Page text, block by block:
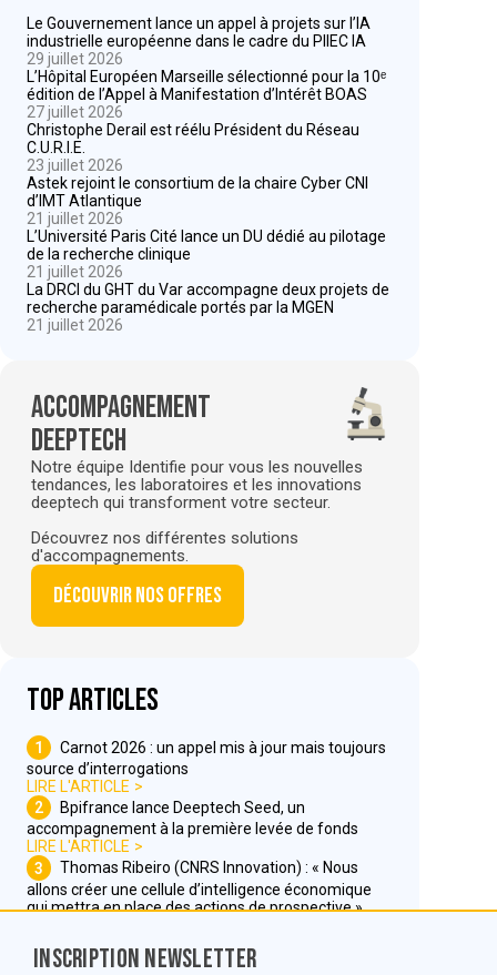
Le Gouvernement lance un appel à projets sur l’IA
industrielle européenne dans le cadre du PIIEC IA
29 juillet 2026
L’Hôpital Européen Marseille sélectionné pour la 10ᵉ
édition de l’Appel à Manifestation d’Intérêt BOAS
27 juillet 2026
Christophe Derail est réélu Président du Réseau
C.U.R.I.E.
23 juillet 2026
Astek rejoint le consortium de la chaire Cyber CNI
d’IMT Atlantique
21 juillet 2026
L’Université Paris Cité lance un DU dédié au pilotage
de la recherche clinique
21 juillet 2026
La DRCI du GHT du Var accompagne deux projets de
recherche paramédicale portés par la MGEN
21 juillet 2026
Accompagnement
deeptech
Notre équipe Identifie pour vous les nouvelles
tendances, les laboratoires et les innovations
deeptech qui transforment votre secteur.
Découvrez nos différentes solutions
d'accompagnements.
Découvrir nos offres
Top articles
1
Carnot 2026 : un appel mis à jour mais toujours
source d’interrogations
LIRE L'ARTICLE
2
Bpifrance lance Deeptech Seed, un
accompagnement à la première levée de fonds
LIRE L'ARTICLE
3
Thomas Ribeiro (CNRS Innovation) : « Nous
allons créer une cellule d’intelligence économique
qui mettra en place des actions de prospective »
Inscription Newsletter